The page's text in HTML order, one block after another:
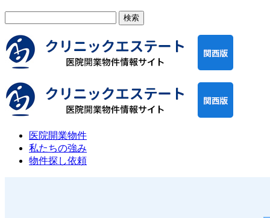
医院開業物件
私たちの強み
物件探し依頼